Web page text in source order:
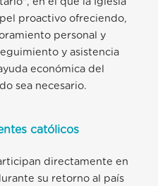
proactivo ofreciendo,
personal y
y asistencia
económica del
sea necesario.
católicos
directamente en
su retorno al país